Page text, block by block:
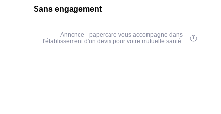
Sans engagement
Annonce - papercare vous accompagne dans
l'établissement d'un devis pour votre mutuelle santé.